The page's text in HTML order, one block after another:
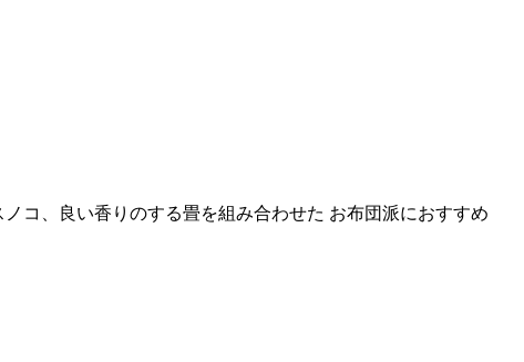
コ、良い香りのする畳を組み合わせた お布団派におすすめ